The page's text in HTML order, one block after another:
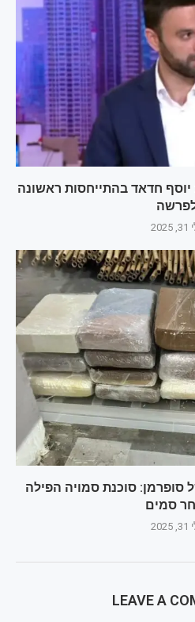
יוסף חדאד בהתייחסות ראשונה
סופרמן: סוכנת סמויה הפילה
סמים
LEAVE A